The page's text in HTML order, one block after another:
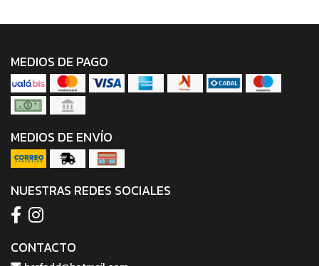
MEDIOS DE PAGO
MEDIOS DE ENVÍO
NUESTRAS REDES SOCIALES
CONTACTO